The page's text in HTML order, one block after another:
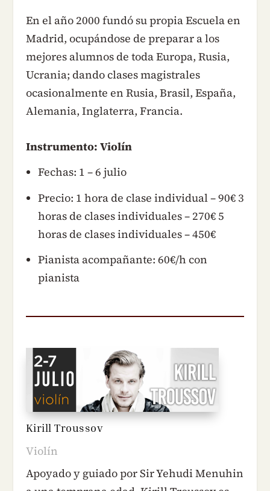
En el año 2000 fundó su propia Escuela en
Madrid, ocupándose de preparar a los
mejores alumnos de toda Europa, Rusia,
Ucrania; dando clases magistrales
ocasionalmente en Rusia, Brasil, España,
Alemania, Inglaterra, Francia.
Instrumento: Violín
Fechas: 1 – 6 julio
Precio: 1 hora de clase individual – 90€ 3
horas de clases individuales – 270€ 5
horas de clases individuales – 450€
Pianista acompañante: 60€/h con
pianista
Kirill Troussov
Violín
Apoyado y guiado por Sir Yehudi Menuhin